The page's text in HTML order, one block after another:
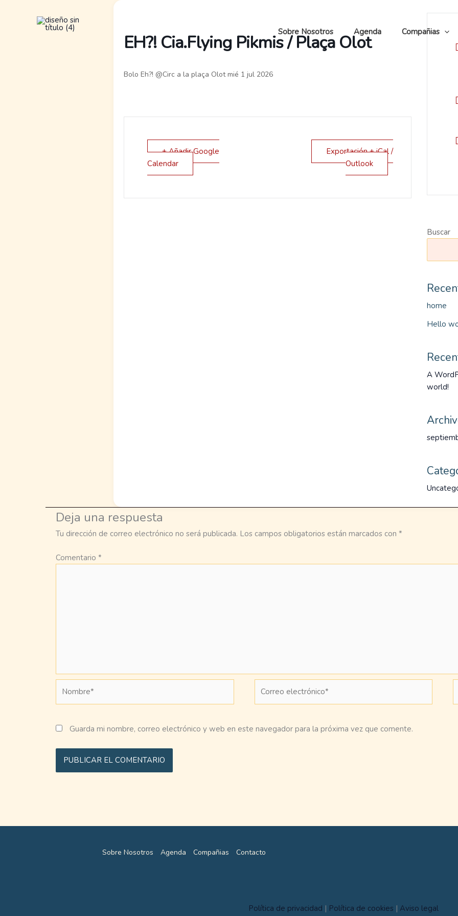
Sobre Nosotros Agenda Compañias
EH?! Cia.Flying Pikmis / Plaça Olot
Bolo Eh?! @Circ a la plaça Olot mié 1 jul 2026
+ Añadir Google
Calendar
Exportación + iCal /
Outlook
Buscar
home
Hello
A
world!
Deja una respuesta
Tu dirección de correo electrónico no será publicada. Los campos obligatorios están marcados con *
Comentario *
electrónico*
Guarda mi nombre, correo electrónico y web en este navegador para la próxima vez que comente.
Sobre Nosotros Agenda Compañias Contacto
Política de privacidad | Política de cookies | Aviso legal